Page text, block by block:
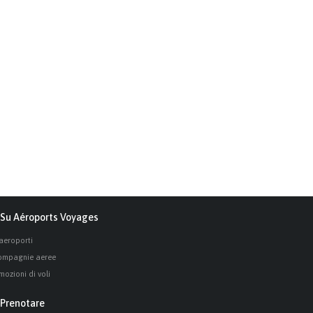
Su Aéroports Voyages
aeree
di voli
Prenotare